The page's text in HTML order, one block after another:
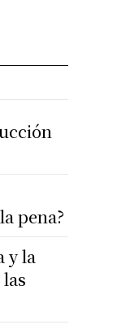
pena?
y la